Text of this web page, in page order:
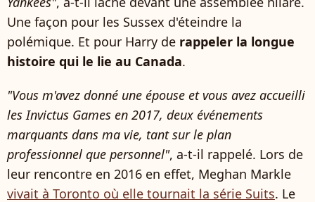
Une façon pour les Sussex d'éteindre la
polémique. Et pour Harry de rappeler la longue
histoire qui le lie au Canada.
"Vous m'avez donné une épouse et vous avez accueilli
les Invictus Games en 2017, deux événements
marquants dans ma vie, tant sur le plan
professionnel que personnel", a-t-il rappelé. Lors de
leur rencontre en 2016 en effet, Meghan Markle
vivait à Toronto où elle tournait la série Suits. Le